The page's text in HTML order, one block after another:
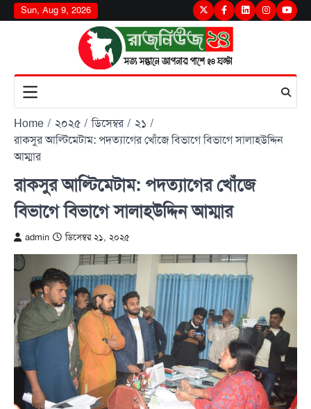
Skip
to
Sun, Aug 9, 2026 TwitterFacebook
LinkedInInstagram
Home ২০২৫ ডিসেম্বর
২১
রাকসুর আল্টিমেটাম: পদত্যাগের খোঁজে বিভাগে বিভাগে সালাহউদ্দিন
আম্মার
রাকসুর আল্টিমেটাম: পদত্যাগের খোঁজে
বিভাগে বিভাগে সালাহউদ্দিন আম্মার
admin ডিসেম্বর ২১, ২০২৫